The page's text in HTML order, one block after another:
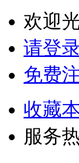
欢迎
请登
免费
收藏
服务